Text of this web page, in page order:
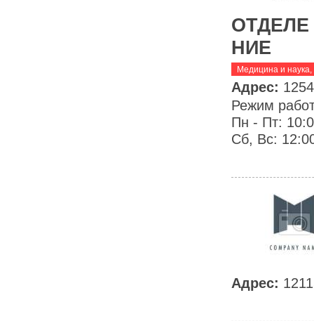
ОТДЕЛЕ
НИЕ
Медицина и наука,
Адрес:
Режим
Пн - Пт:
Сб, Вс:
Адрес: